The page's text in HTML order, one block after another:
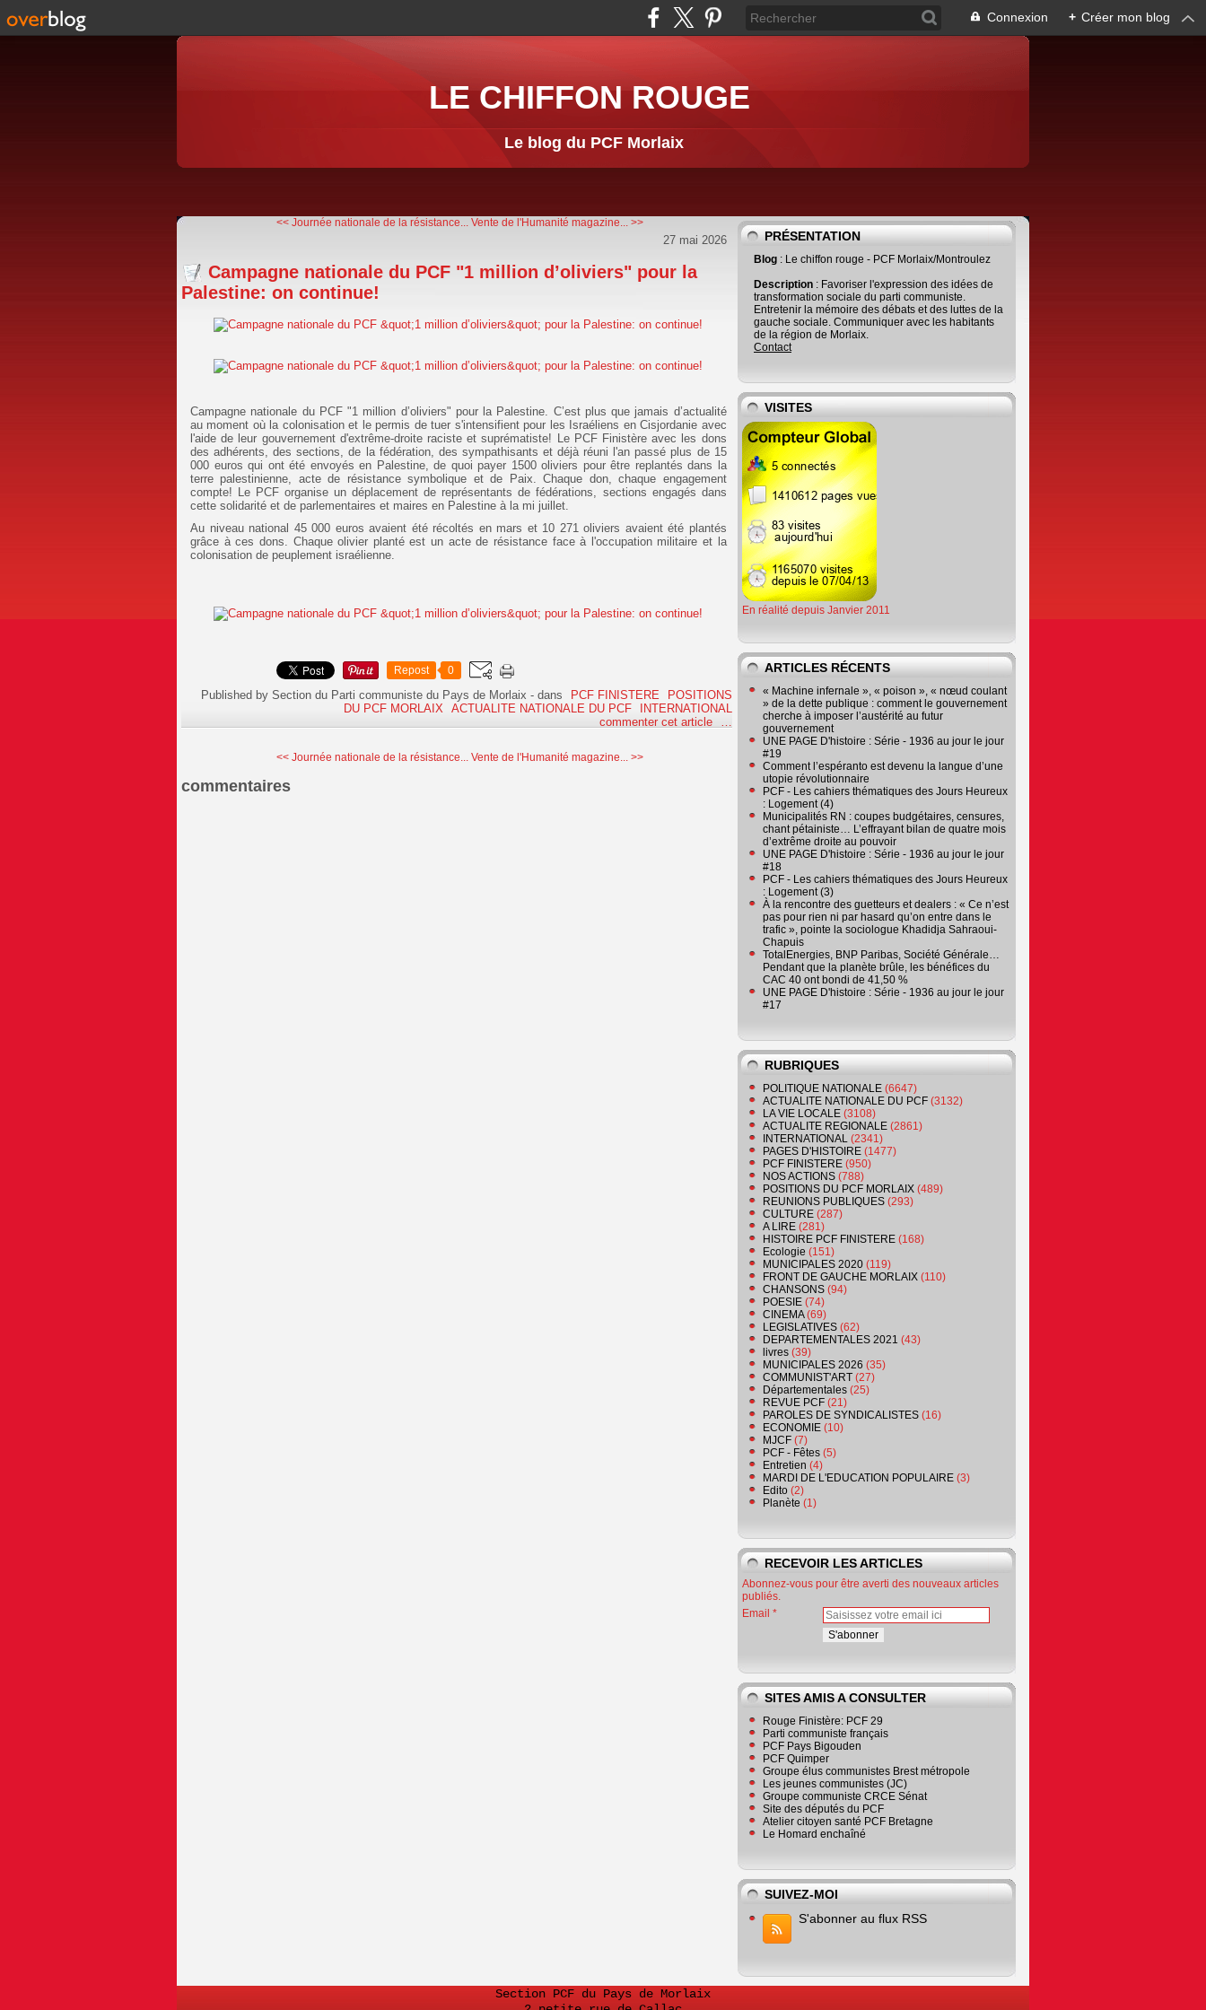
Connexion + Créer mon blog
LE CHIFFON ROUGE
Le blog du PCF Morlaix
<< Journée nationale de la résistance... Vente de l'Humanité magazine... >>
27 mai 2026
Campagne nationale du PCF "1 million d’oliviers" pour la
Palestine: on continue!
Campagne nationale du PCF "1 million d’oliviers" pour la Palestine. C’est plus que jamais d’actualité
au moment où la colonisation et le permis de tuer s'intensifient pour les Israéliens en Cisjordanie avec
l'aide de leur gouvernement d'extrême-droite raciste et suprématiste! Le PCF Finistère avec les dons
des adhérents, des sections, de la fédération, des sympathisants et déjà réuni l'an passé plus de 15
000 euros qui ont été envoyés en Palestine, de quoi payer 1500 oliviers pour être replantés dans la
terre palestinienne, acte de résistance symbolique et de Paix. Chaque don, chaque engagement
compte! Le PCF organise un déplacement de représentants de fédérations, sections engagés dans
cette solidarité et de parlementaires et maires en Palestine à la mi juillet.
Au niveau national 45 000 euros avaient été récoltés en mars et 10 271 oliviers avaient été plantés
grâce à ces dons. Chaque olivier planté est un acte de résistance face à l'occupation militaire et la
colonisation de peuplement israélienne.
Repost 0
Published by Section du Parti communiste du Pays de Morlaix -dans PCF FINISTERE
POSITIONS
DU PCF MORLAIX
ACTUALITE NATIONALE DU PCF
INTERNATIONAL
commenter cet article
…
<< Journée nationale de la résistance... Vente de l'Humanité magazine... >>
commentaires
PRÉSENTATION
Blog : Le chiffon rouge - PCF Morlaix/Montroulez
Description : Favoriser l'expression des idées de
transformation sociale du parti communiste.
Entretenir la mémoire des débats et des luttes de la
gauche sociale. Communiquer avec les habitants
de la région de Morlaix.
Contact
VISITES
En réalité depuis Janvier 2011
ARTICLES RÉCENTS
« Machine infernale », « poison », « nœud coulant
» de la dette publique : comment le gouvernement
cherche à imposer l’austérité au futur
gouvernement
UNE PAGE D'histoire : Série - 1936 au jour le jour
#19
Comment l’espéranto est devenu la langue d’une
utopie révolutionnaire
PCF - Les cahiers thématiques des Jours Heureux
: Logement (4)
Municipalités RN : coupes budgétaires, censures,
chant pétainiste… L’effrayant bilan de quatre mois
d’extrême droite au pouvoir
UNE PAGE D'histoire : Série - 1936 au jour le jour
#18
PCF - Les cahiers thématiques des Jours Heureux
: Logement (3)
À la rencontre des guetteurs et dealers : « Ce n’est
pas pour rien ni par hasard qu’on entre dans le
trafic », pointe la sociologue Khadidja Sahraoui-
Chapuis
TotalEnergies, BNP Paribas, Société Générale…
Pendant que la planète brûle, les bénéfices du
CAC 40 ont bondi de 41,50 %
UNE PAGE D'histoire : Série - 1936 au jour le jour
#17
RUBRIQUES
POLITIQUE NATIONALE (6647)
ACTUALITE NATIONALE DU PCF (3132)
LA VIE LOCALE (3108)
ACTUALITE REGIONALE (2861)
INTERNATIONAL (2341)
PAGES D'HISTOIRE (1477)
PCF FINISTERE (950)
NOS ACTIONS (788)
POSITIONS DU PCF MORLAIX (489)
REUNIONS PUBLIQUES (293)
CULTURE (287)
A LIRE (281)
HISTOIRE PCF FINISTERE (168)
Ecologie (151)
MUNICIPALES 2020 (119)
FRONT DE GAUCHE MORLAIX (110)
CHANSONS (94)
POESIE (74)
CINEMA(69)
LEGISLATIVES (62)
DEPARTEMENTALES 2021 (43)
livres (39)
MUNICIPALES 2026 (35)
COMMUNIST'ART (27)
Départementales (25)
REVUE PCF (21)
PAROLES DE SYNDICALISTES (16)
ECONOMIE (10)
MJCF (7)
PCF - Fêtes (5)
Entretien (4)
MARDI DE L'EDUCATION POPULAIRE (3)
Edito (2)
Planète (1)
RECEVOIR LES ARTICLES
Abonnez-vous pour être averti des nouveaux articles
publiés.
Email
SITES AMIS A CONSULTER
Rouge Finistère: PCF 29
Parti communiste français
PCF Pays Bigouden
PCF Quimper
Groupe élus communistes Brest métropole
Les jeunes communistes (JC)
Groupe communiste CRCE Sénat
Site des députés du PCF
Atelier citoyen santé PCF Bretagne
Le Homard enchaîné
SUIVEZ-MOI
S'abonner au flux RSS
Section PCF du Pays de Morlaix